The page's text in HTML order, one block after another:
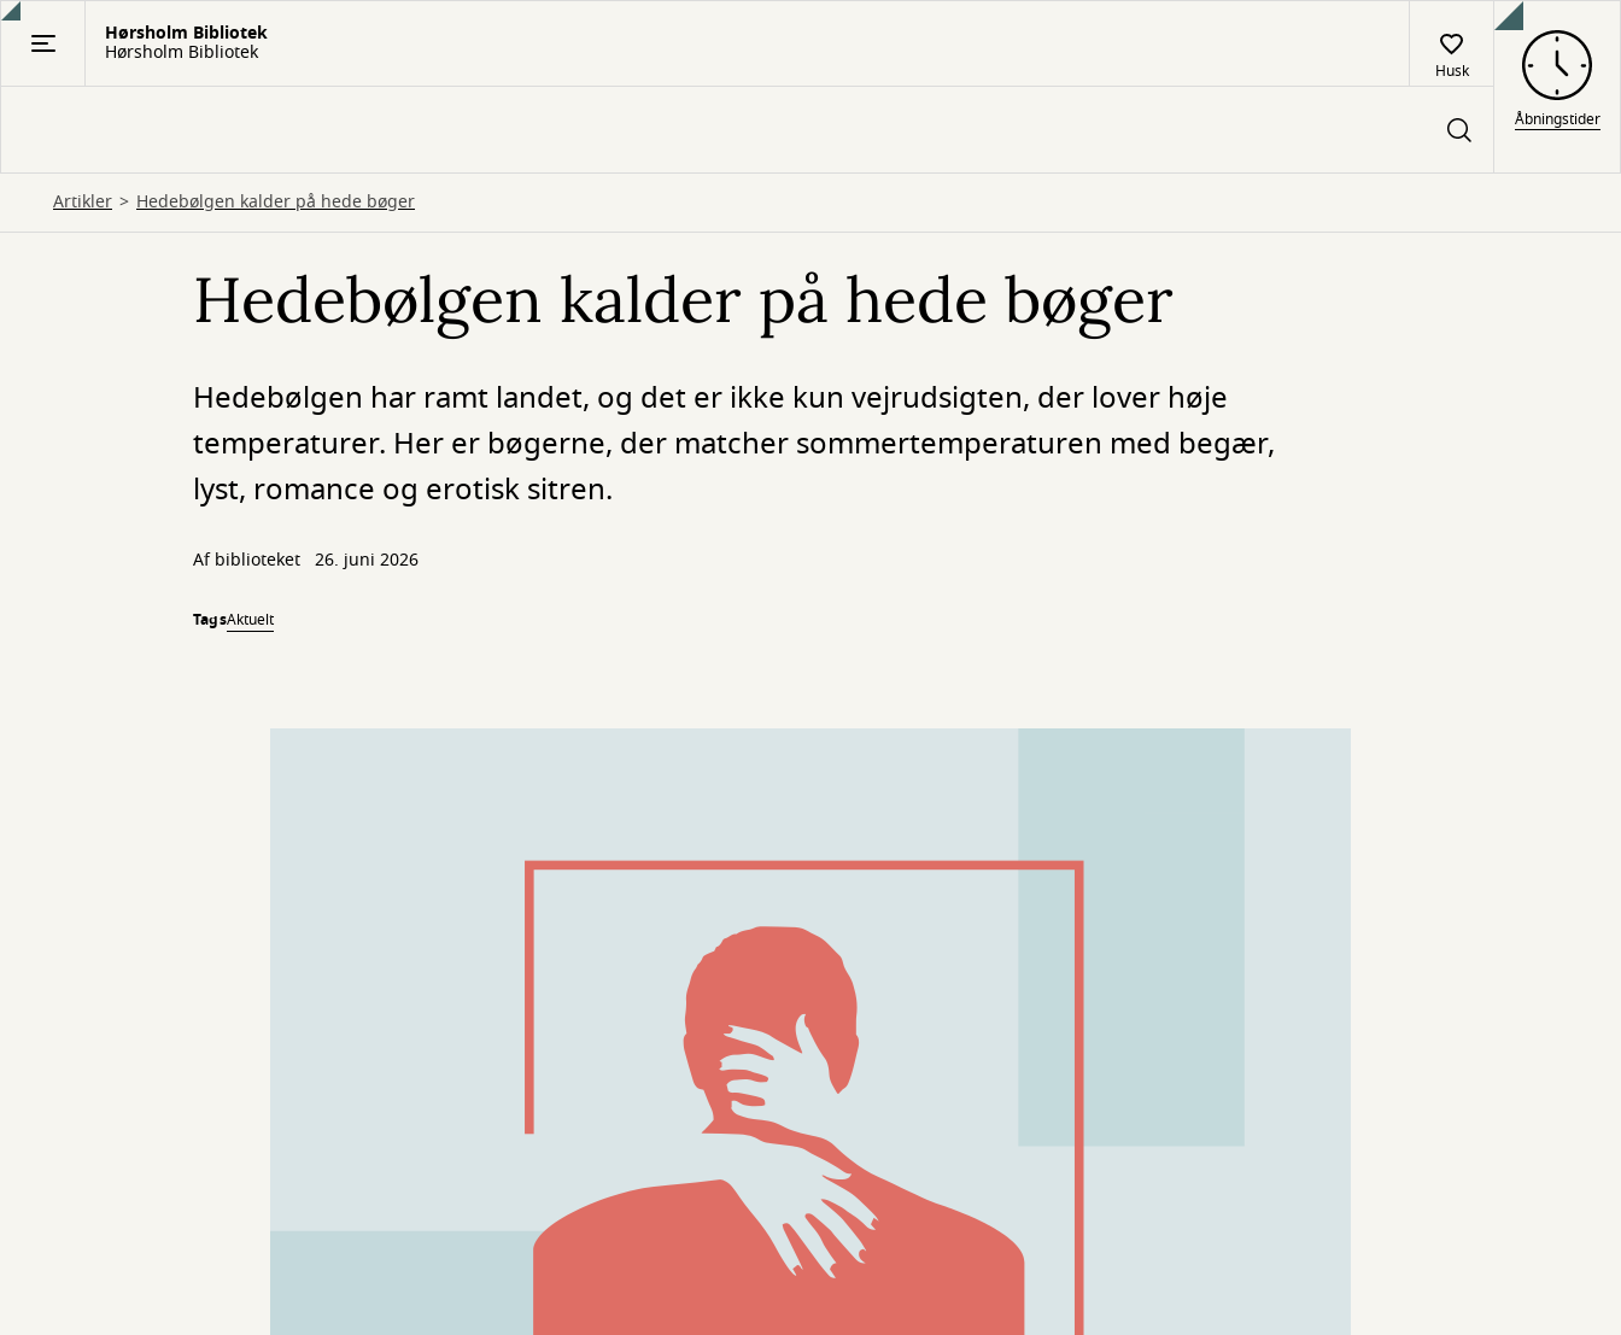
Gå
Hørsholm Bibliotek
Hørsholm Bibliotek
Husk
Åbningstider
Artikler Hedebølgen kalder på hede bøger
Hedebølgen kalder på hede bøger
Hedebølgen har ramt landet, og det er ikke kun vejrudsigten, der lover høje
temperaturer. Her er bøgerne, der matcher sommertemperaturen med begær,
lyst, romance og erotisk sitren.
Af biblioteket 26. juni 2026
TagsAktuelt